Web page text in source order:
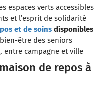
espaces verts accessibles
et l’esprit de solidarité
et de soins disponibles
être des seniors
entre campagne et ville
de repos à